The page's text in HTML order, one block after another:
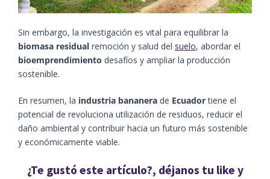
Sin embargo, la investigación es vital para equilibrar la
biomasa residual remoción y salud del suelo, abordar el
bioemprendimiento desafíos y ampliar la producción
sostenible.
En resumen, la industria bananera de Ecuadortiene el
potencial de revoluciona utilización de residuos, reducir el
daño ambiental y contribuir hacia un futuro más sostenible
y económicamente viable.
¿Te gustó este artículo?, déjanos tu like y